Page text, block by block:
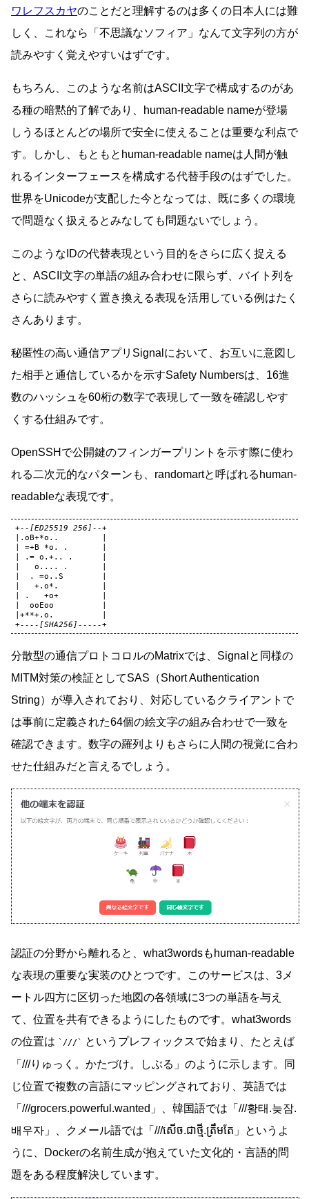
ワレフスカヤのことだと理解するのは多くの日本人には難
しく、これなら「不思議なソフィア」なんて文字列の方が
読みやすく覚えやすいはずです。
もちろん、このような名前はASCII文字で構成するのがあ
る種の暗黙的了解であり、human-readable nameが登場
しうるほとんどの場所で安全に使えることは重要な利点で
す。しかし、もともとhuman-readable nameは人間が触
れるインターフェースを構成する代替手段のはずでした。
世界をUnicodeが支配した今となっては、既に多くの環境
で問題なく扱えるとみなしても問題ないでしょう。
このようなIDの代替表現という目的をさらに広く捉える
と、ASCII文字の単語の組み合わせに限らず、バイト列を
さらに読みやすく置き換える表現を活用している例はたく
さんあります。
秘匿性の高い通信アプリSignalにおいて、お互いに意図し
た相手と通信しているかを示すSafety Numbersは、16進
数のハッシュを60桁の数字で表現して一致を確認しやす
くする仕組みです。
OpenSSHで公開鍵のフィンガープリントを示す際に使わ
れる二次元的なパターンも、randomartと呼ばれるhuman-
readableな表現です。
+--[ED25519 256]--+
. oB+*o ..
=+B *o . .
. = o . +.. .
o .... .
. =o .. S
+. o* .
. +o+
ooEoo
|+**+. o .
+----[SHA256]-----+
分散型の通信プロトコロルのMatrixでは、Signalと同様の
MITM対策の検証としてSAS（Short Authentication
String）が導入されており、対応しているクライアントで
は事前に定義された64個の絵文字の組み合わせで一致を
確認できます。数字の羅列よりもさらに人間の視覚に合わ
せた仕組みだと言えるでしょう。
認証の分野から離れると、what3wordsもhuman-readable
な表現の重要な実装のひとつです。このサービスは、3メ
ートル四方に区切った地図の各領域に3つの単語を与え
て、位置を共有できるようにしたものです。what3words
の位置は
///
というプレフィックスで始まり、たとえば
「///りゅっく。かたづけ。しぶる」のように示します。同
じ位置で複数の言語にマッピングされており、英語では
「///grocers.powerful.wanted」、韓国語では「///황태.늦잠.
배우자」、クメール語では「///សេីច.ជាថ្មី.ត្រឹមតែ」というよ
うに、Dockerの名前生成が抱えていた文化的・言語的問
題をある程度解決しています。